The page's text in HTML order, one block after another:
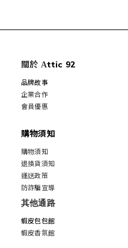
關於 Attic 92
品牌故事
企業合作
會員優惠
購物須知
購物須知
退換貨須知
運送政策
防詐騙宣導
其他通路
蝦皮包包館
蝦皮香氛館